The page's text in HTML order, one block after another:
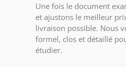
Une fois le document
et ajustons le meilleur
livraison possible. Nous
formel, clos et détaillé
étudier.